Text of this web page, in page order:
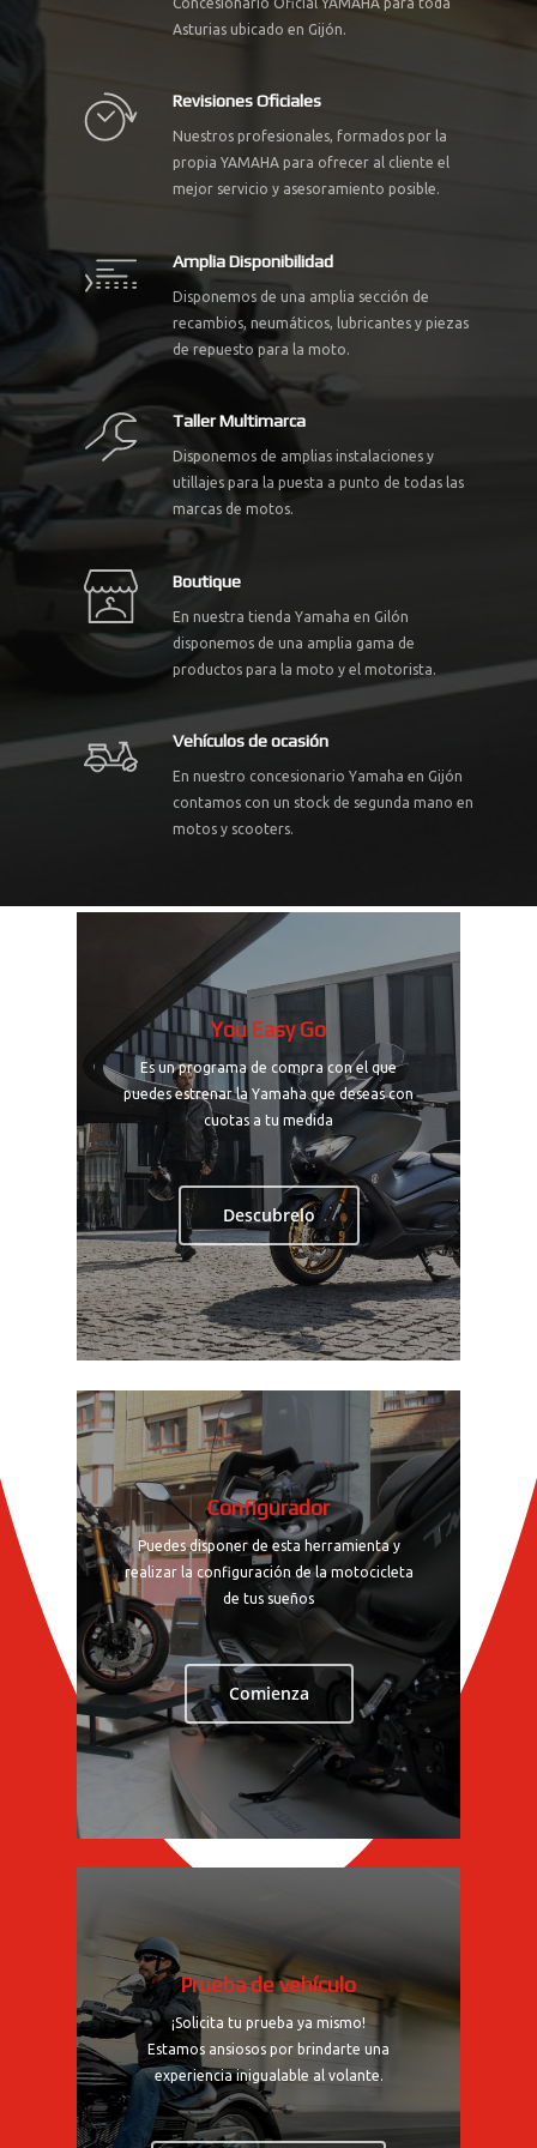
Asturias ubicado en Gijón.
Revisiones Oficiales
Nuestros profesionales, formados por la
propia YAMAHA para ofrecer al cliente el
mejor servicio y asesoramiento posible.
Amplia Disponibilidad
Disponemos de una amplia sección de
recambios, neumáticos, lubricantes y piezas
de repuesto para la moto.
Taller Multimarca
Disponemos de amplias instalaciones y
utillajes para la puesta a punto de todas las
marcas de motos.
Boutique
En nuestra tienda Yamaha en Gilón
disponemos de una amplia gama de
productos para la moto y el motorista.
Vehículos de ocasión
En nuestro concesionario Yamaha en Gijón
contamos con un stock de segunda mano en
motos y scooters.
You Easy Go
Es un programa de compra con el que
puedes estrenar la Yamaha que deseas con
cuotas a tu medida
Descubrelo
Configurador
Puedes disponer de esta herramienta y
realizar la configuración de la motocicleta
de tus sueños
Comienza
Prueba de vehículo
¡Solicita tu prueba ya mismo!
Estamos ansiosos por brindarte una
experiencia inigualable al volante.